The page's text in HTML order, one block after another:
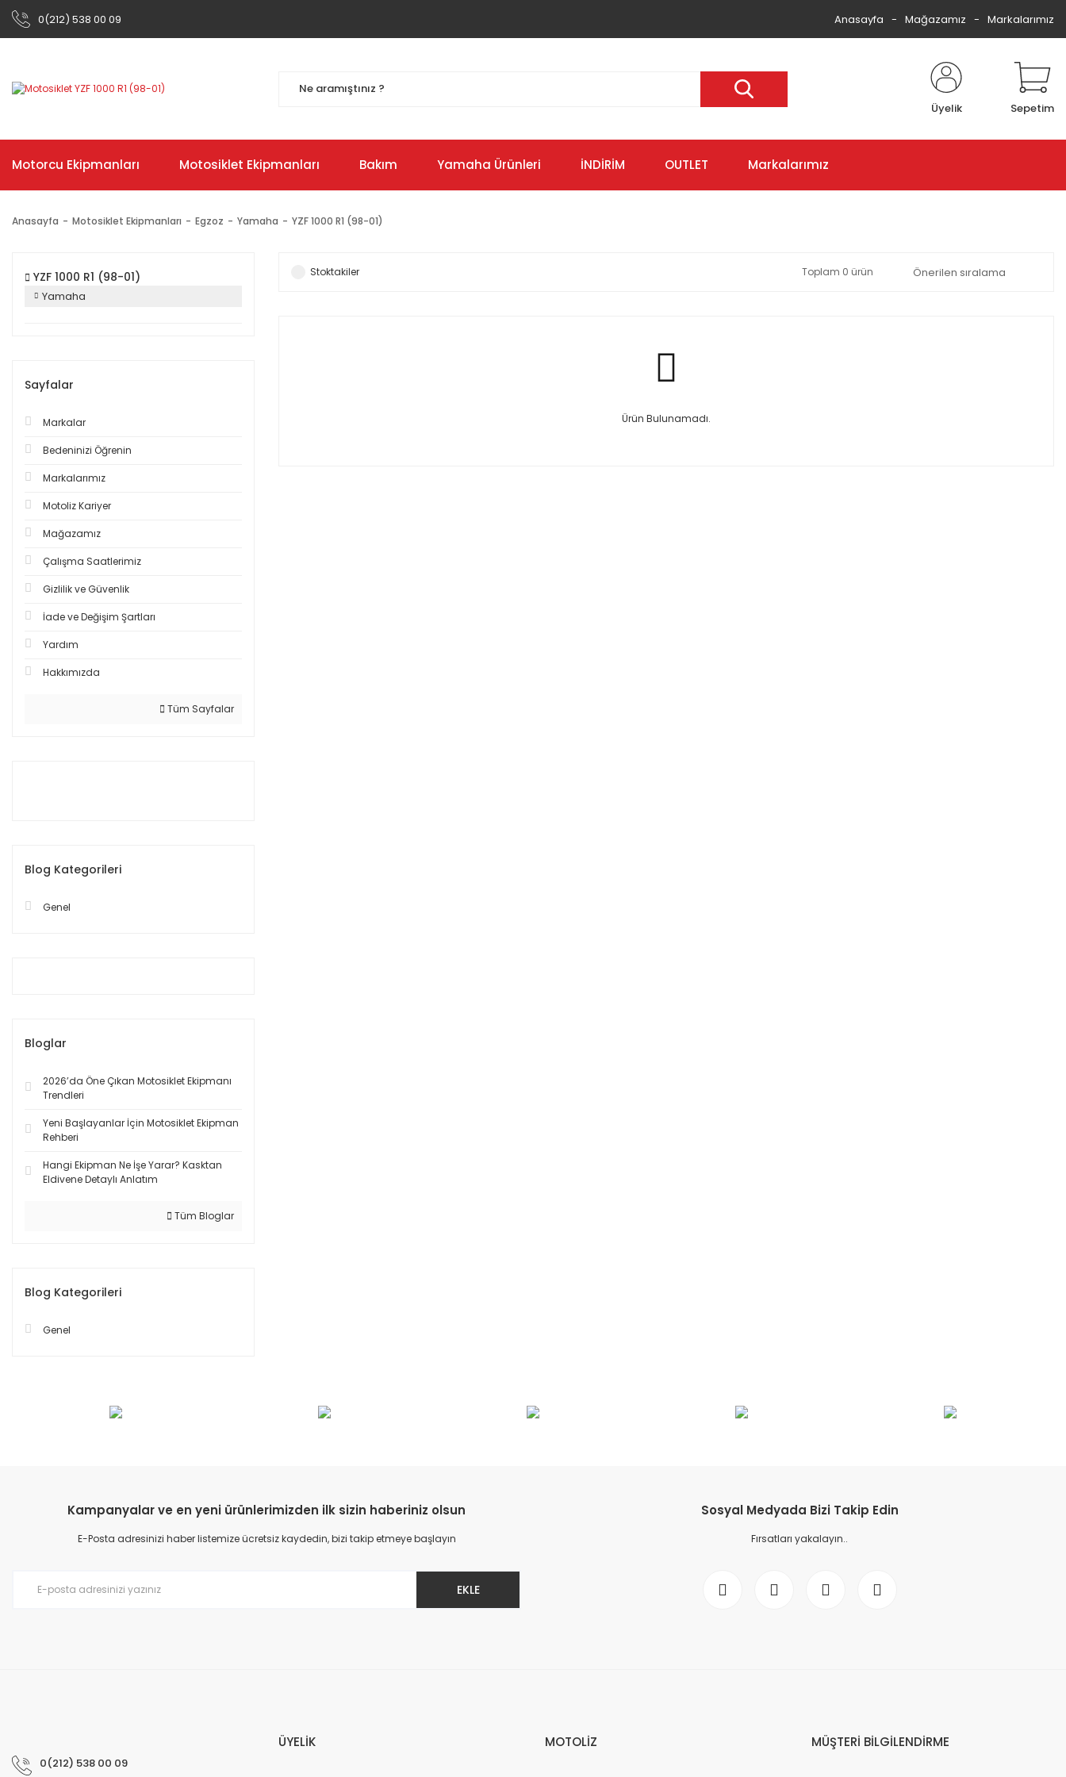
0(212) 538 00 09 Anasayfa Mağazamız Markalarımız
Üyelik Sepetim
Motorcu Ekipmanları Motosiklet Ekipmanları Bakım Yamaha Ürünleri İNDİRİM OUTLET Markalarımız
Anasayfa Motosiklet Ekipmanları Egzoz Yamaha YZF 1000 R1 (98-01)
YZF 1000 R1 (98-01)
Yamaha
Sayfalar
Markalar
Bedeninizi Öğrenin
Markalarımız
Motoliz Kariyer
Mağazamız
Çalışma Saatlerimiz
Gizlilik ve Güvenlik
İade ve Değişim Şartları
Yardım
Hakkımızda
Tüm Sayfalar
Blog Kategorileri
Genel
Bloglar
2026’da Öne Çıkan Motosiklet Ekipmanı
Trendleri
Yeni Başlayanlar İçin Motosiklet Ekipman
Rehberi
Hangi Ekipman Ne İşe Yarar? Kasktan
Eldivene Detaylı Anlatım
Tüm Bloglar
Blog Kategorileri
Genel
Stoktakiler Toplam 0 ürün
Ürün Bulunamadı.
Kampanyalar ve en yeni ürünlerimizden ilk sizin haberiniz olsun
E-Posta adresinizi haber listemize ücretsiz kaydedin, bizi takip etmeye başlayın
EKLE
Sosyal Medyada Bizi Takip Edin
Fırsatları yakalayın..
0(212) 538 00 09
ÜYELİK MOTOLİZ MÜŞTERİ BİLGİLENDİRME